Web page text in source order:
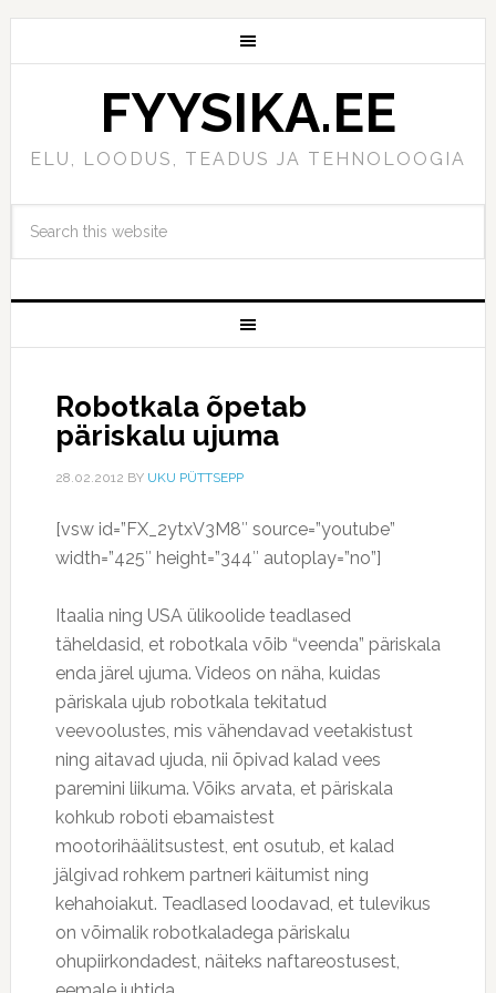
FYYSIKA.EE
ELU, LOODUS, TEADUS JA TEHNOLOOGIA
Robotkala õpetab
päriskalu ujuma
28.02.2012 BY UKU PÜTTSEPP
[vsw id=”FX_2ytxV3M8″ source=”youtube”
width=”425″ height=”344″ autoplay=”no”]
Itaalia ning USA ülikoolide teadlased
täheldasid, et robotkala võib “veenda” päriskala
enda järel ujuma. Videos on näha, kuidas
päriskala ujub robotkala tekitatud
veevoolustes, mis vähendavad veetakistust
ning aitavad ujuda, nii õpivad kalad vees
paremini liikuma. Võiks arvata, et päriskala
kohkub roboti ebamaistest
mootorihäälitsustest, ent osutub, et kalad
jälgivad rohkem partneri käitumist ning
kehahoiakut. Teadlased loodavad, et tulevikus
on võimalik robotkaladega päriskalu
ohupiirkondadest, näiteks naftareostusest,